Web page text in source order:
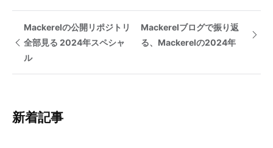
Mackerelの公開リポジトリ
全部見る 2024年スペシャ
ル
Mackerelブログで振り返
る、Mackerelの2024年
新着記事